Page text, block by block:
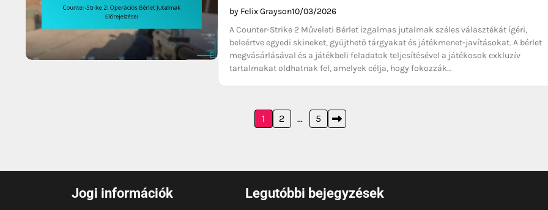
by Felix Grayson10/03/2026
A Counter-Strike 2 Műveleti Bérlet izgalmas jutalmak széles választékát ígéri,
beleértve egyedi skineket, gyűjthető tárgyakat és játékmenet-javításokat. A bérlet
megvásárlásával és a játékbeli feladatok teljesítésével a játékosok exkluzív
tartalmakat oldhatnak fel, amelyek célja, hogy fokozzák…
1 2 … 5
Jogi információk Legutóbbi bejegyzések